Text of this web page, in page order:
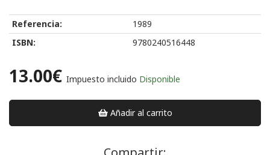
Referencia:
1989
ISBN:
9780240516448
13.00€ Impuesto incluido Disponible
Añadir al carrito